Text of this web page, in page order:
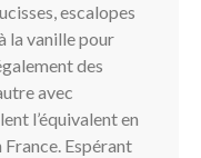
escalopes
la vanille pour
des
avec
l’équivalent en
Espérant